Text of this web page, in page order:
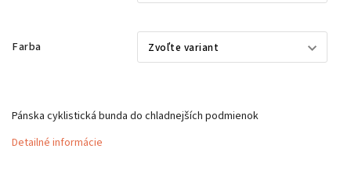
Farba
Pánska cyklistická bunda do chladnejších podmienok
Detailné informácie